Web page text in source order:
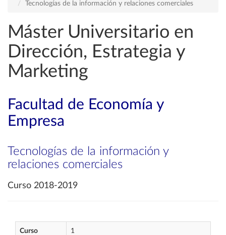
Tecnologías de la información y relaciones comerciales
Máster Universitario en
Dirección, Estrategia y
Marketing
Facultad de Economía y
Empresa
Tecnologías de la información y
relaciones comerciales
Curso 2018-2019
Curso 1